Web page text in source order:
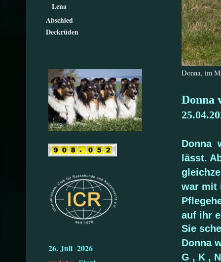
Donna, im
Donna
Donna
lässt.
war mit
auf ihr
Sie
Donna
G , K ,
Lena
Abschied
Deckrüden
26. Juli 2026